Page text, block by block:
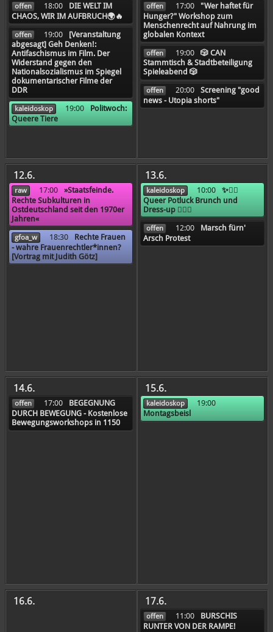
offen 18:00
DIE WELT IM
CHAOS, WIR IM AUFBRUCH🌍🔥
offen 19:00
[Veranstaltung
abgesagt] Geh Denken!:
Antifaschismus im Film. Der
Widerstand gegen den
Nationalsozialismus im Spiegel
dokumentarischer Filme der
DDR
kaleidoskop 19:00
Politwoch:
Queere Tiere
offen 17:00
"Wer haftet für
Hunger?" Workshop zum
Menschenrecht auf Nahrung im
globalen Kontext
offen 19:00
🎲 CAN
Stammtisch & Stadtbeteiligung
Spieleabend 🎲
offen 20:00
Screening "good
news - Utopia shorts"
12.6.
raw 17:00
»Staatsfeinde.
Rechte Subkulturen in
Ostdeutschland seit den 1970er
Jahren«
gfoa_w 18:30
Rechte Frauen
- wahre Frauenrechtler*innen?
[Vortrag mit Judith Götz]
13.6.
kaleidoskop 10:00
✨🏳️‍🌈
Queer Potluck Brunch und
Dress-up 🏳️‍🌈✨
offen 12:00
Marsch fürn'
Arsch Protest
14.6.
offen 17:00
BEGEGNUNG
DURCH BEWEGUNG - Kostenlose
Bewegungsworkshops in 1150
15.6.
kaleidoskop
19:00
Montagsbeisl
16.6. 17.6.
offen 11:00
BURSCHIS
RUNTER VON DER RAMPE!